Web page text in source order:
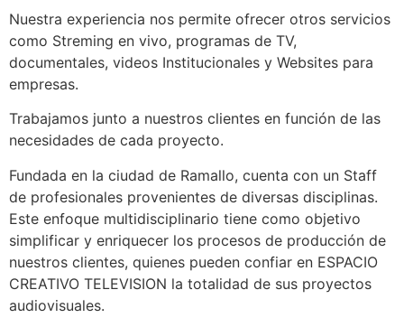
Nuestra experiencia nos permite ofrecer otros servicios
como Streming en vivo, programas de TV,
documentales, videos Institucionales y Websites para
empresas.
Trabajamos junto a nuestros clientes en función de las
necesidades de cada proyecto.
Fundada en la ciudad de Ramallo, cuenta con un Staff
de profesionales provenientes de diversas disciplinas.
Este enfoque multidisciplinario tiene como objetivo
simplificar y enriquecer los procesos de producción de
nuestros clientes, quienes pueden confiar en ESPACIO
CREATIVO TELEVISION la totalidad de sus proyectos
audiovisuales.